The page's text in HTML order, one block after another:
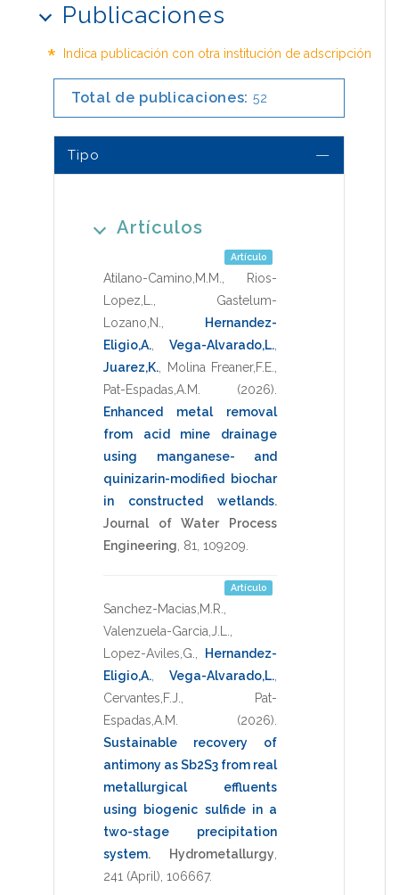
Publicaciones
* Indica publicación con otra institución de adscripción
Total de publicaciones: 52
Tipo
Artículos
Artículo
Atilano-Camino,M.M.,
Rios-
Lopez,L., Gastelum-
Lozano,N.,
Hernandez-
Eligio,A., Vega-Alvarado,L.,
Juarez,K., Molina Freaner,F.E.,
Pat-Espadas,A.M.
(2026).
Enhanced metal removal
from acid mine drainage
using manganese- and
quinizarin-modified biochar
in constructed wetlands.
Journal of Water Process
Engineering, 81, 109209.
Artículo
Sanchez-Macias,M.R.,
Valenzuela-Garcia,J.L.,
Lopez-Aviles,G.,
Hernandez-
Eligio,A., Vega-Alvarado,L.,
Cervantes,F.J.,
Pat-
Espadas,A.M.
(2026).
Sustainable recovery of
antimony as Sb2S3 from real
metallurgical effluents
using biogenic sulfide in a
two-stage precipitation
system. Hydrometallurgy,
241 (April), 106667.